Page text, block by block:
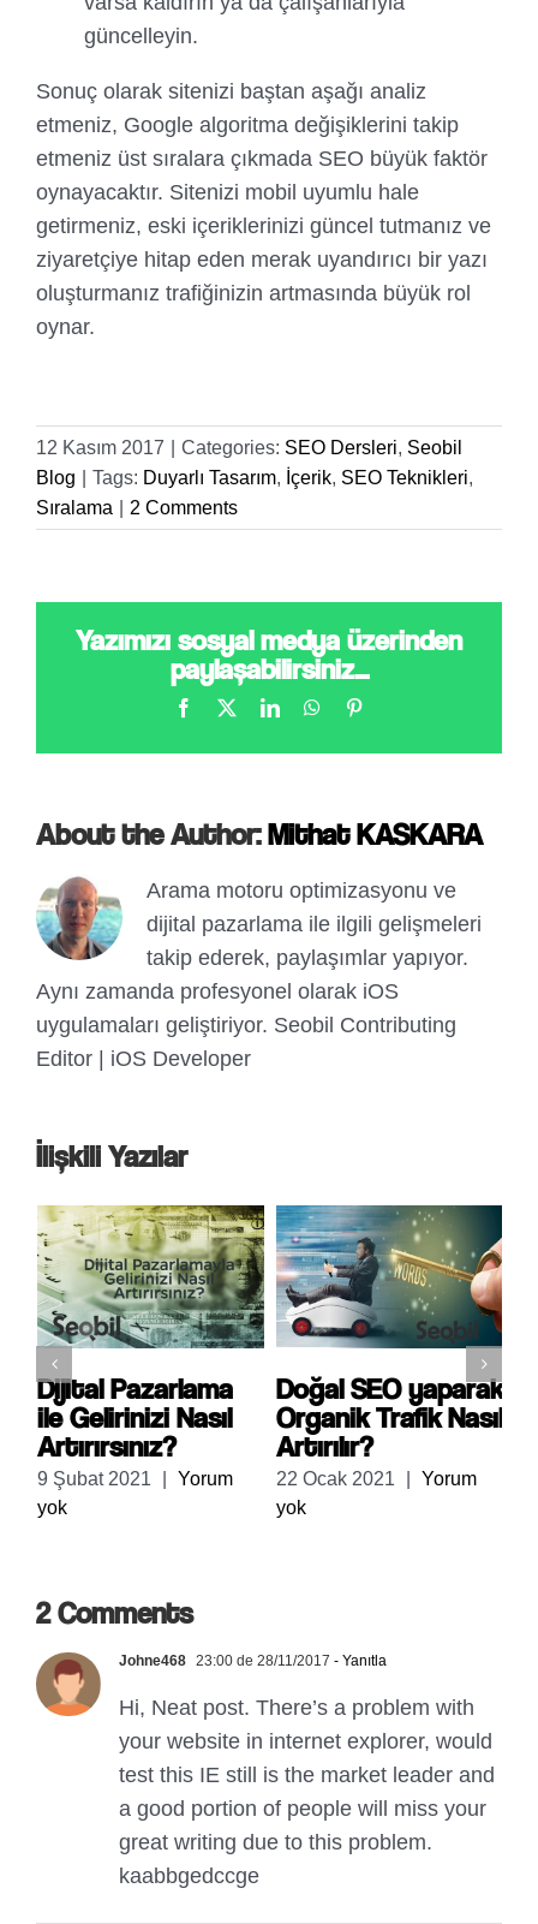
güncelleyin.
Sonuç olarak sitenizi baştan aşağı analiz
etmeniz, Google algoritma değişiklerini takip
etmeniz üst sıralara çıkmada SEO büyük faktör
oynayacaktır. Sitenizi mobil uyumlu hale
getirmeniz, eski içeriklerinizi güncel tutmanız ve
ziyaretçiye hitap eden merak uyandırıcı bir yazı
oluşturmanız trafiğinizin artmasında büyük rol
oynar.
12 Kasım 2017 Categories: SEO Dersleri, Seobil
Blog
Tags: Duyarlı Tasarım, İçerik, SEO Teknikleri,
Sıralama
2 Comments
Yazımızı sosyal medya üzerinden
paylaşabilirsiniz...
Facebook LinkedInWhatsApp
About the Author:Mithat KASKARA
Arama motoru optimizasyonu ve
dijital pazarlama ile ilgili gelişmeleri
takip ederek, paylaşımlar yapıyor.
Aynı zamanda profesyonel olarak iOS
uygulamaları geliştiriyor. Seobil Contributing
Editor | iOS Developer
İlişkili Yazılar
Dijital Pazarlama
ile Gelirinizi Nasıl
Artırırsınız?
9 Şubat 2021
Yorum
yok
Doğal SEO yaparak
Organik Trafik Nasıl
Artırılır?
22 Ocak 2021
Yorum
yok
2 Comments
Johne468 23:00 de 28/11/2017 - Yanıtla
Hi, Neat post. There’s a problem with
your website in internet explorer, would
test this IE still is the market leader and
a good portion of people will miss your
great writing due to this problem.
kaabbgedccge